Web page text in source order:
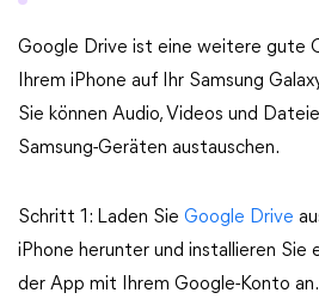
Google Drive ist eine weitere gute
Ihrem iPhone auf Ihr Samsung
Sie können Audio, Videos und
Samsung-Geräten austauschen.
Schritt 1: Laden Sie Google Drive
iPhone herunter und installieren Sie
der App mit Ihrem Google-Konto an.